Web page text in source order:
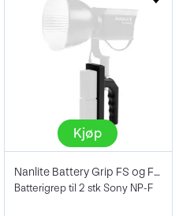
Kjøp
Nanlite Battery Grip FS og FC-60 NP-F
Batterigrep til 2 stk Sony NP-F